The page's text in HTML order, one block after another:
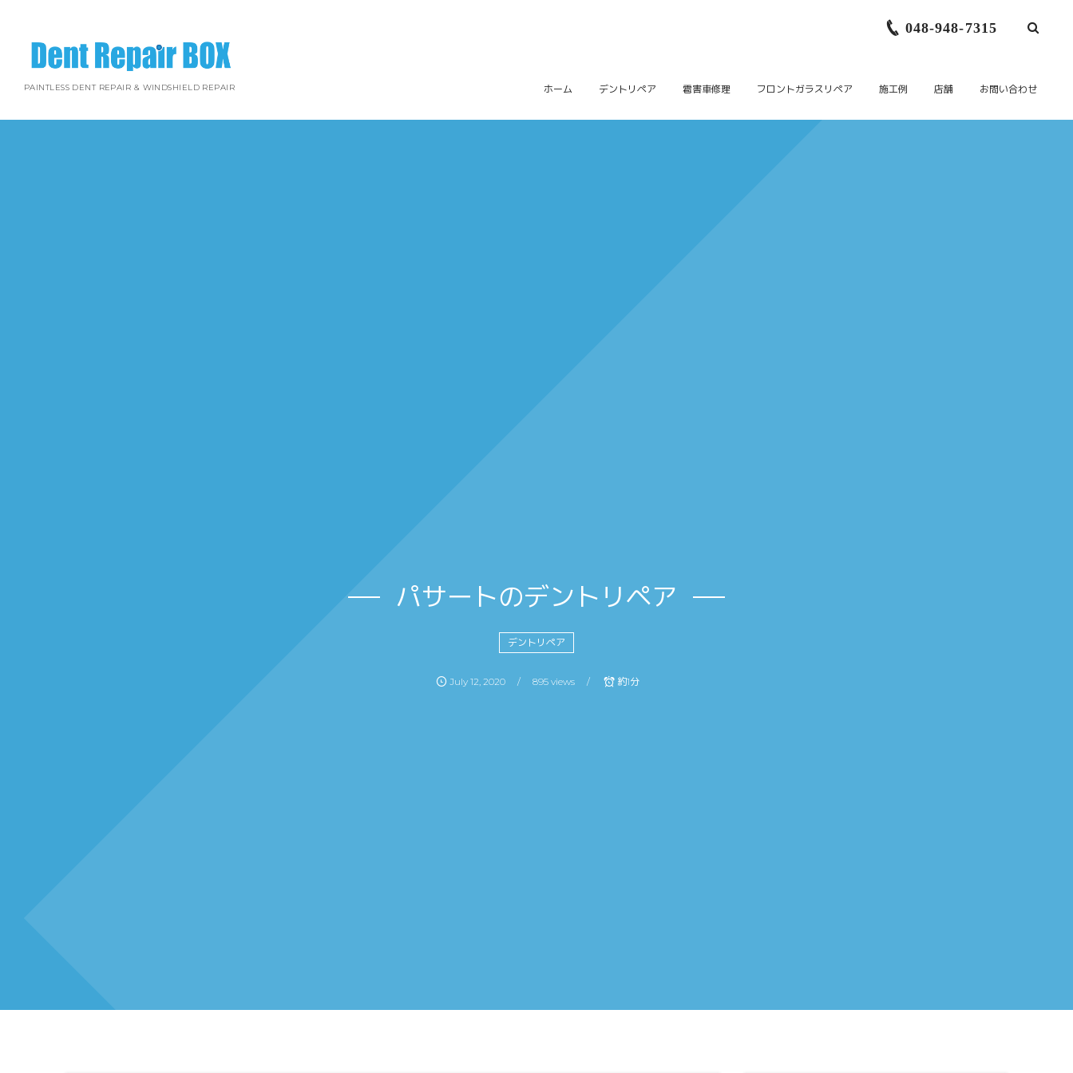
PAINTLESS DENT REPAIR & WINDSHIELD REPAIR
048-948-7315
ホーム デントリペア 雹害車修理 フロントガラスリペア 施工例 店舗 お問い合わせ
パサートのデントリペア
デントリペア
July 12, 2020 895 views 約1分